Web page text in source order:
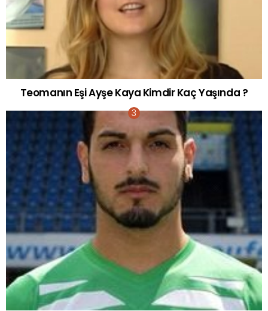
Teomanın Eşi Ayşe Kaya Kimdir Kaç Yaşında ?